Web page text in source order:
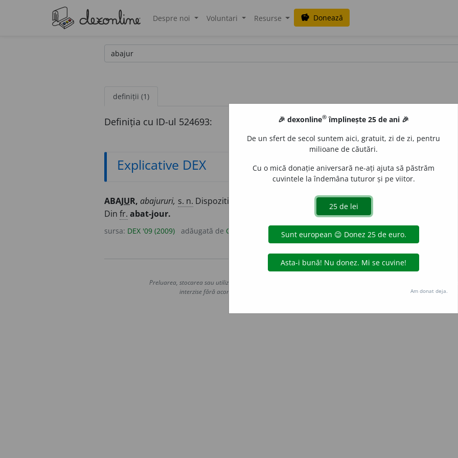
Despre noi Voluntari Resurse savings Donează
definiții (1)
Definiția cu ID-ul 524693:
Explicative DEX
ABAJUR, abajururi, s. n. Dispozitiv fixat în jurul unei lămpi destinat să dirijeze lumina într-o
Din fr. abat-jour.
sursa: DEX '09 (2009) adăugată de CristinaDianaN acțiuni
Copyright © 2004-2026 dexonline (https://dexonline.ro)
Preluarea, stocarea sau utilizarea datelor de pe acest site, inclusiv prin orice metode de extragere automată
interzise fără acordul nostru prealabil scris, cu excepția seturilor de date oferite oficial spre utilizare
🎉 dexonline® împlinește 25 de ani 🎉
De un sfert de secol suntem aici, gratuit, zi de zi, pentru
milioane de căutări.
Cu o mică donație aniversară ne-ați ajuta să păstrăm
cuvintele la îndemâna tuturor și pe viitor.
Am donat deja.